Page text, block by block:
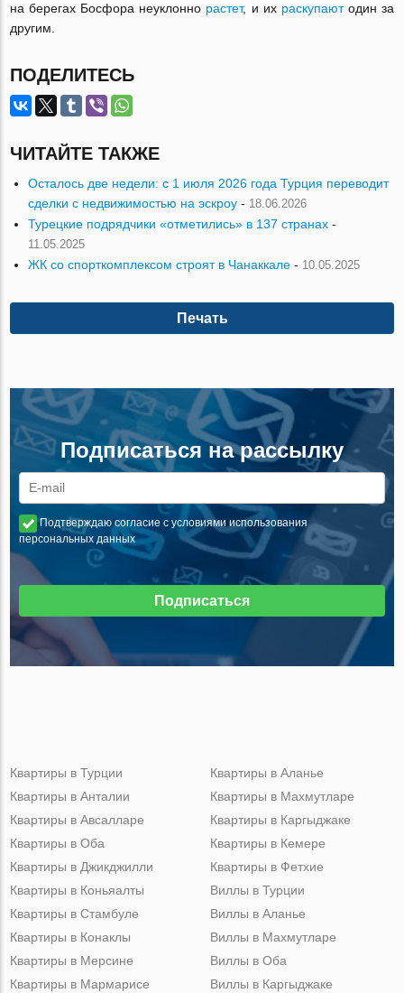
на берегах Босфора неуклонно растет, и их раскупаютодин за
другим.
ПОДЕЛИТЕСЬ
ЧИТАЙТЕ ТАКЖЕ
Осталось две недели: с 1 июля 2026 года Турция переводит
сделки с недвижимостью на эскроу - 18.06.2026
Турецкие подрядчики «отметились» в 137 странах -
11.05.2025
ЖК со спорткомплексом строят в Чанаккале - 10.05.2025
Печать
Подписаться на рассылку
Подтверждаю согласие с условиями использования
персональных данных
Подписаться
Квартиры в Турции
Квартиры в Анталии
Квартиры в Авсалларе
Квартиры в Оба
Квартиры в Джикджилли
Квартиры в Аланье
Квартиры в Махмутларе
Квартиры в Каргыджаке
Квартиры в Кемере
Квартиры в Фетхие
Квартиры в Коньяалты
Квартиры в Стамбуле
Квартиры в Конаклы
Квартиры в Мерсине
Квартиры в Мармарисе
Виллы в Турции
Виллы в Аланье
Виллы в Махмутларе
Виллы в Оба
Виллы в Каргыджаке